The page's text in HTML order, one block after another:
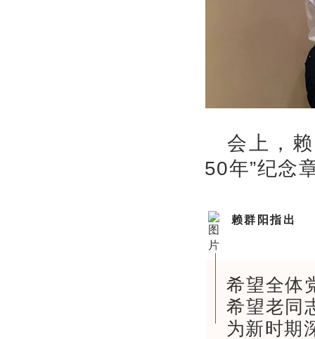
会上，
50年”纪念
赖群阳指出
希望全体
希望老同
为新时期